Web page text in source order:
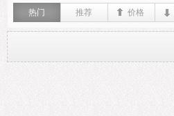
热门 推荐 价格